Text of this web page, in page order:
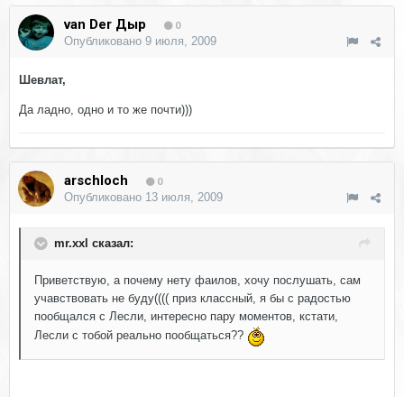
van Der Дыр 0
Опубликовано 9 июля, 2009
Шевлат,
Да ладно, одно и то же почти)))
arschloch 0
Опубликовано 13 июля, 2009
mr.xxl сказал:
Приветствую, а почему нету фаилов, хочу послушать, сам
учавствовать не буду(((( приз классный, я бы с радостью
пообщался с Лесли, интересно пару моментов, кстати,
Лесли с тобой реально пообщаться??